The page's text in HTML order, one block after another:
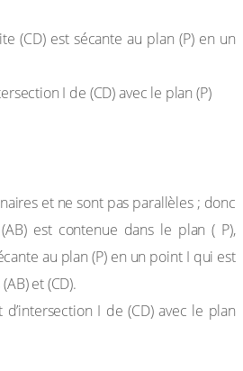
(CD) est sécante au plan (P) en un
I de (CD) avec le plan (P)
et ne sont pas parallèles ; donc
est contenue dans le plan ( P),
au plan (P) en un point I qui est
et (CD).
I de (CD) avec le plan